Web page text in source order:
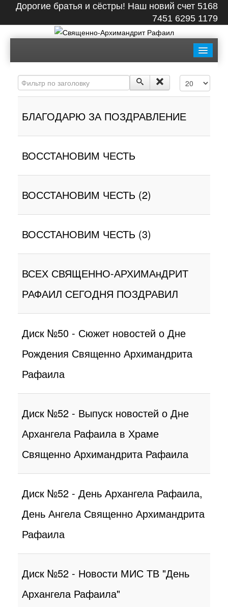
Дорогие братья и сёстры! Наш новий счет 5168
7451 6295 1179
СТАТЬИ
КНИГИ ФОТО КОНТАКТЫ
Фильтр по заголовку Кол-во строк:
БЛАГОДАРЮ ЗА ПОЗДРАВЛЕНИЕ
ВОССТАНОВИМ ЧЕСТЬ
ВОССТАНОВИМ ЧЕСТЬ (2)
ВОССТАНОВИМ ЧЕСТЬ (3)
ВСЕХ СВЯЩЕННО-АРХИМАнДРИТ
РАФАИЛ СЕГОДНЯ ПОЗДРАВИЛ
Диск №50 - Сюжет новостей о Дне
Рождения Священно Архимандрита
Рафаила
Диск №52 - Выпуск новостей о Дне
Архангела Рафаила в Храме
Священно Архимандрита Рафаила
Диск №52 - День Архангела Рафаила,
День Ангела Священно Архимандрита
Рафаила
Диск №52 - Новости МИС ТВ "День
Архангела Рафаила"